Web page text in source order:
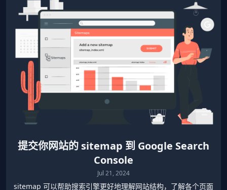
提交你网站的 sitemap 到 Google Search
Console
Jul 21, 2024
sitemap 可以帮助搜索引擎更好地理解网站结构，了解各个页面